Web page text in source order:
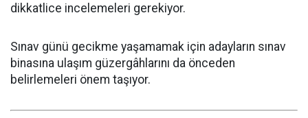
dikkatlice incelemeleri gerekiyor.
Sınav günü gecikme yaşamamak için adayların sınav
binasına ulaşım güzergâhlarını da önceden
belirlemeleri önem taşıyor.